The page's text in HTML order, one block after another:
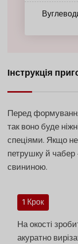
Інструкція
Перед
так воно буде
спеціями. Якщо
петрушку й чабер
свининою.
1 Крок
На окості
акуратно